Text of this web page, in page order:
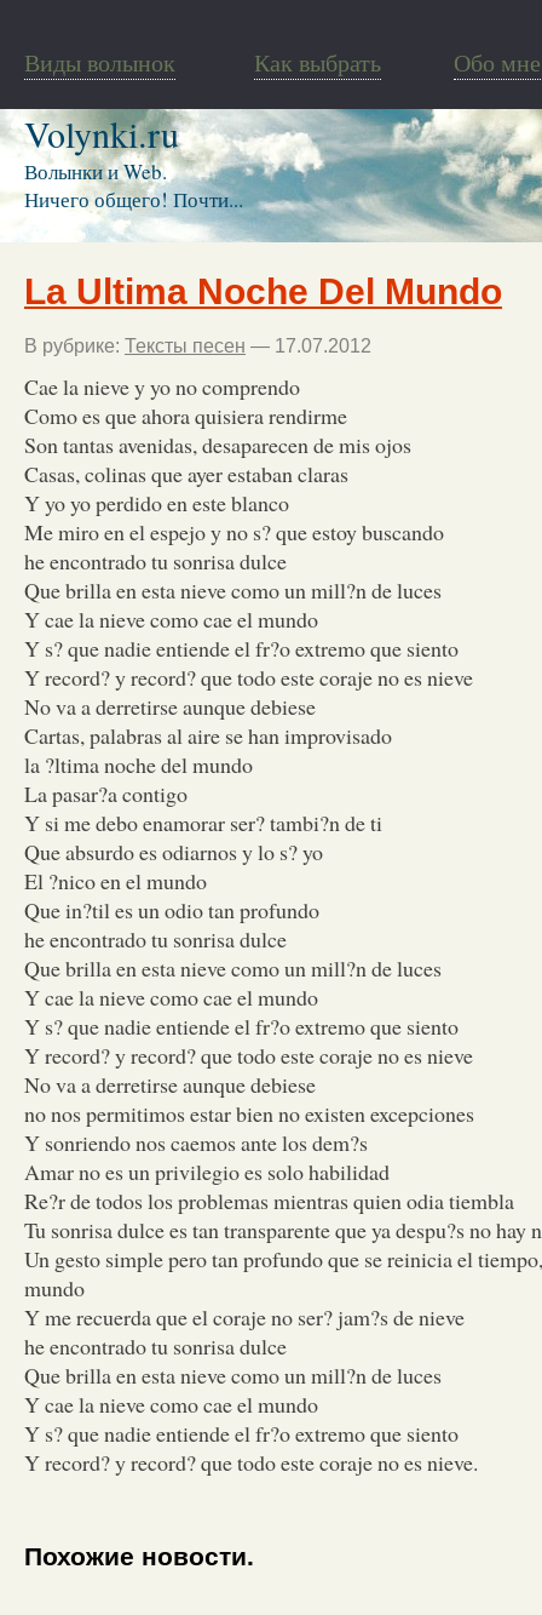
Виды волынок Как выбрать Обо мне
Volynki.ru
Волынки и Web.
Ничего общего! Почти...
La Ultima Noche Del Mundo
В рубрике: Тексты песен — 17.07.2012
Cae la nieve y yo no comprendo
Como es que ahora quisiera rendirme
Son tantas avenidas, desaparecen de mis ojos
Casas, colinas que ayer estaban claras
Y yo yo perdido en este blanco
Me miro en el espejo y no s? que estoy buscando
he encontrado tu sonrisa dulce
Que brilla en esta nieve como un mill?n de luces
Y cae la nieve como cae el mundo
Y s? que nadie entiende el fr?o extremo que siento
Y record? y record? que todo este coraje no es nieve
No va a derretirse aunque debiese
Cartas, palabras al aire se han improvisado
la ?ltima noche del mundo
La pasar?a contigo
Y si me debo enamorar ser? tambi?n de ti
Que absurdo es odiarnos y lo s? yo
El ?nico en el mundo
Que in?til es un odio tan profundo
he encontrado tu sonrisa dulce
Que brilla en esta nieve como un mill?n de luces
Y cae la nieve como cae el mundo
Y s? que nadie entiende el fr?o extremo que siento
Y record? y record? que todo este coraje no es nieve
No va a derretirse aunque debiese
no nos permitimos estar bien no existen excepciones
Y sonriendo nos caemos ante los dem?s
Amar no es un privilegio es solo habilidad
Re?r de todos los problemas mientras quien odia tiembla
Tu sonrisa dulce es tan transparente que ya despu?s no hay
Un gesto simple pero tan profundo que se reinicia el
mundo
Y me recuerda que el coraje no ser? jam?s de nieve
he encontrado tu sonrisa dulce
Que brilla en esta nieve como un mill?n de luces
Y cae la nieve como cae el mundo
Y s? que nadie entiende el fr?o extremo que siento
Y record? y record? que todo este coraje no es nieve.
Похожие новости.